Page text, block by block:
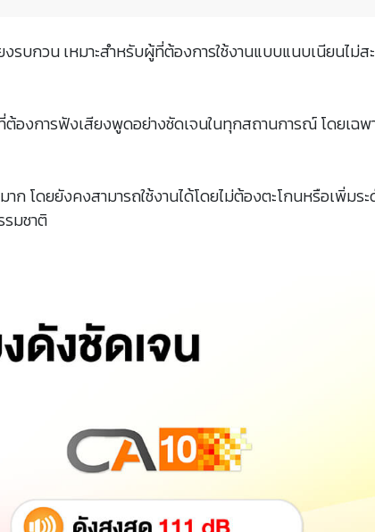
รบกวน เหมาะสำหรับผู้ที่ต้องการใช้งานแบบแนบเนียนไม่ส
องการฟังเสียงพูดอย่างชัดเจนในทุกสถานการณ์ โดยเฉพ
โดยยังคงสามารถใช้งานได้โดยไม่ต้องตะโกนหรือเพิ่มร
มชาติ